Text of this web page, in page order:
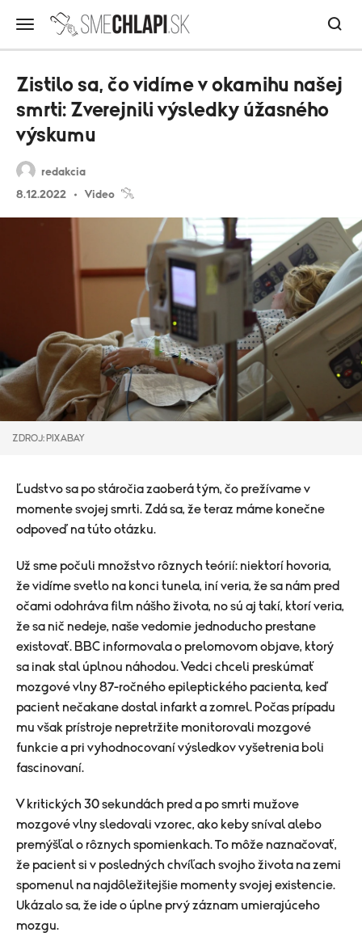
redakcia
8.12.2022
Video
Zistilo sa, čo vidíme v okamihu našej
smrti: Zverejnili výsledky úžasného
výskumu
ZDROJ: PIXABAY
Ľudstvo sa po stáročia zaoberá tým, čo prežívame v
momente svojej smrti. Zdá sa, že teraz máme konečne
odpoveď na túto otázku.
Už sme počuli množstvo rôznych teórií: niektorí hovoria,
že vidíme svetlo na konci tunela, iní veria, že sa nám pred
očami odohráva film nášho života, no sú aj takí, ktorí veria,
že sa nič nedeje, naše vedomie jednoducho prestane
existovať. BBC informovala o prelomovom objave, ktorý
sa inak stal úplnou náhodou. Vedci chceli preskúmať
mozgové vlny 87-ročného epileptického pacienta, keď
pacient nečakane dostal infarkt a zomrel. Počas prípadu
mu však prístroje nepretržite monitorovali mozgové
funkcie a pri vyhodnocovaní výsledkov vyšetrenia boli
fascinovaní.
V kritických 30 sekundách pred a po smrti mužove
mozgové vlny sledovali vzorec, ako keby sníval alebo
premýšľal o rôznych spomienkach. To môže naznačovať,
že pacient si v posledných chvíľach svojho života na zemi
spomenul na najdôležitejšie momenty svojej existencie.
Ukázalo sa, že ide o úplne prvý záznam umierajúceho
mozgu.